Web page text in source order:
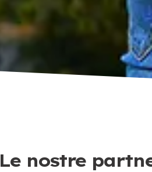
Le nostre